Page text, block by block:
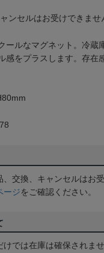
ンセルはお受けできませ
ールなマグネット。冷蔵
感をプラスします。存在
交換、キャンセルはお
ージをご確認ください。
けでは在庫は確保されま